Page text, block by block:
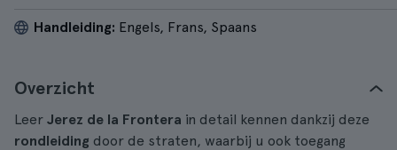
Handleiding: Engels, Frans, Spaans
Overzicht
Leer Jerez de la Frontera in detail kennen dankzij deze
rondleiding door de straten, waarbij u ook toegang